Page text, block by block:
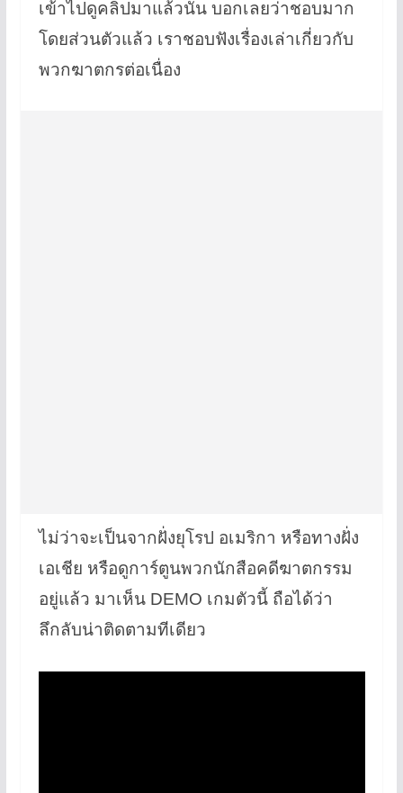
เข้าไปดูคลิปมาแล้วนั้น บอกเลยว่าชอบมาก
โดยส่วนตัวแล้ว เราชอบฟังเรื่องเล่าเกี่ยวกับ
พวกฆาตกรต่อเนื่อง
ไม่ว่าจะเป็นจากฝั่งยุโรป อเมริกา หรือทางฝั่ง
เอเชีย หรือดูการ์ตูนพวกนักสือคดีฆาตกรรม
อยู่แล้ว มาเห็น DEMO เกมตัวนี้ ถือได้ว่า
ลึกลับน่าติดตามทีเดียว